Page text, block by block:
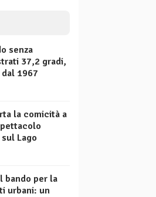
senza
37,2 gradi,
1967
la comicità a
Lago
bando per la
urbani: un